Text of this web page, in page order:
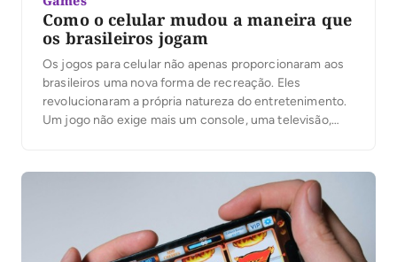
Como o celular mudou a maneira que
os brasileiros jogam
Os jogos para celular não apenas proporcionaram aos
brasileiros uma nova forma de recreação. Eles
revolucionaram a própria natureza do entretenimento.
Um jogo não exige mais um console, uma televisão,
pode transformar uma viagem de […]